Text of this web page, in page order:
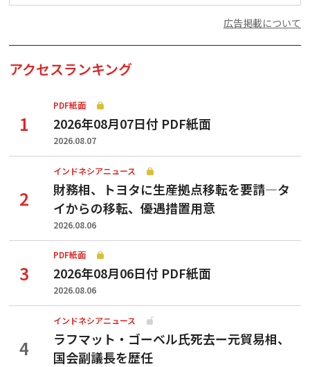
広告掲載について
アクセスランキング
PDF紙面
2026年08月07日付 PDF紙面
2026.08.07
インドネシアニュース
財務相、トヨタに生産拠点移転を要請—タ
イからの移転、優遇措置用意
2026.08.06
PDF紙面
2026年08月06日付 PDF紙面
2026.08.06
インドネシアニュース
ラフマット・ゴーベル氏死去ー元貿易相、
国会副議長を歴任